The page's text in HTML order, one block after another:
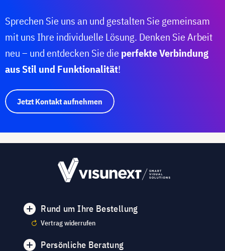
Sprechen Sie uns an und gestalten Sie gemeinsam
mit uns Ihre individuelle Lösung. Denken Sie Arbeit
neu – und entdecken Sie die perfekte Verbindung
aus Stil und Funktionalität!
Jetzt Kontakt aufnehmen
Rund um Ihre Bestellung
Vertrag widerrufen
Persönliche Beratung